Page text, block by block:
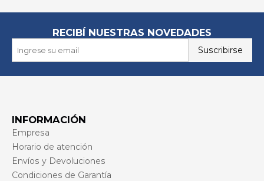
RECIBÍ NUESTRAS NOVEDADES
Suscribirse
INFORMACIÓN
Empresa
Horario de atención
Envíos y Devoluciones
Condiciones de Garantía